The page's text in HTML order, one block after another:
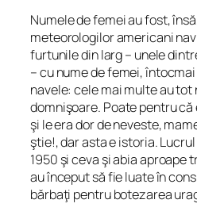
Numele de femei au fost,
meteorologilor americani
furtunile din larg – unele
– cu nume de femei,
navele: cele mai multe au tot
domnişoare. Poate pentru
şi le era dor de neveste,
ştie!, dar asta e istoria.
1950 şi ceva şi abia aproape
au început să fie luate în
bărbaţi pentru botezarea